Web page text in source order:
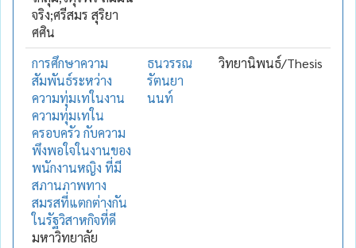
จริง;ศรีสมร สุริยา
ศศิน
การศึกษาความ
สัมพันธ์ระหว่าง
ความทุ่มเทในงาน
ความทุ่มเทใน
ครอบครัว กับความ
พึงพอใจในงานของ
พนักงานหญิง ที่มี
สภานภาพทาง
สมรสที่แตกต่างกัน
ในรัฐวิสาหกิจที่ดี
มหาวิทยาลัย
ธนวรรณ
รัตนยา
นนท์
วิทยานิพนธ์/Thesis